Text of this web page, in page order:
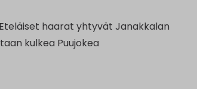
haarat yhtyvät Janakkalan
kulkea Puujokea